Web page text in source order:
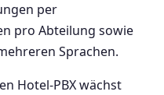
per
pro Abteilung sowie
Sprachen.
Hotel-PBX wächst